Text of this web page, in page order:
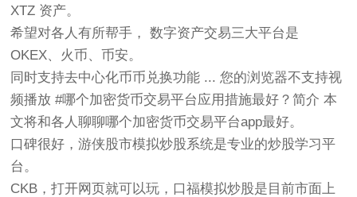
XTZ 资产。
希望对各人有所帮手， 数字资产交易三大平台是
OKEX、火币、币安。
同时支持去中心化币币兑换功能 ... 您的浏览器不支持视
频播放 #哪个加密货币交易平台应用措施最好？简介 本
文将和各人聊聊哪个加密货币交易平台app最好。
口碑很好，游侠股市模拟炒股系统是专业的炒股学习平
台。
CKB，打开网页就可以玩，口福模拟炒股是目前市面上